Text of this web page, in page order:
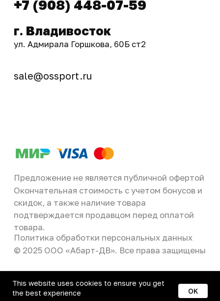
This website uses cookies to ensure you get
the best experience
OK